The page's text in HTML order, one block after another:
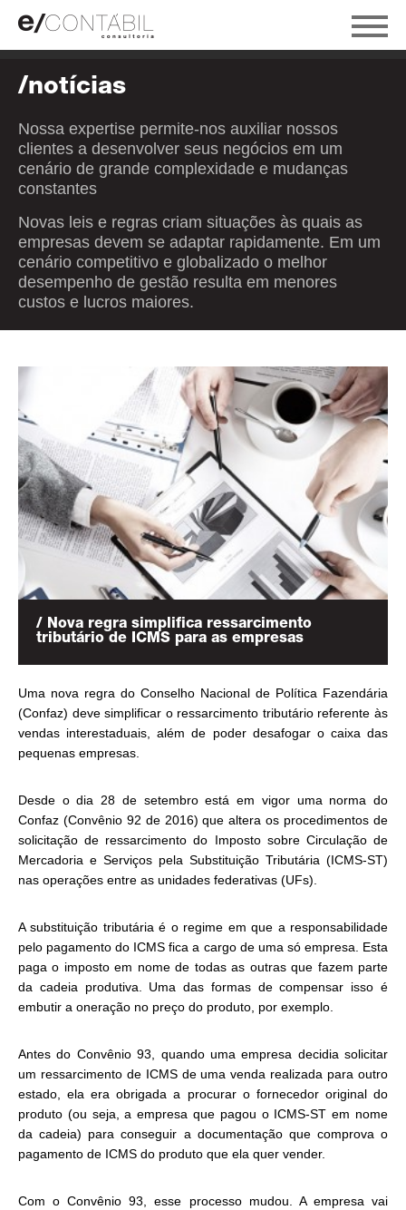
/notícias
Nossa expertise permite-nos auxiliar nossos
clientes a desenvolver seus negócios em um
cenário de grande complexidade e mudanças
constantes
Novas leis e regras criam situações às quais as
empresas devem se adaptar rapidamente. Em um
cenário competitivo e globalizado o melhor
desempenho de gestão resulta em menores
custos e lucros maiores.
/ Nova regra simplifica ressarcimento
tributário de ICMS para as empresas
Uma nova regra do Conselho Nacional de Política Fazendária
(Confaz) deve simplificar o ressarcimento tributário referente às
vendas interestaduais, além de poder desafogar o caixa das
pequenas empresas.
Desde o dia 28 de setembro está em vigor uma norma do
Confaz (Convênio 92 de 2016) que altera os procedimentos de
solicitação de ressarcimento do Imposto sobre Circulação de
Mercadoria e Serviços pela Substituição Tributária (ICMS-ST)
nas operações entre as unidades federativas (UFs).
A substituição tributária é o regime em que a responsabilidade
pelo pagamento do ICMS fica a cargo de uma só empresa. Esta
paga o imposto em nome de todas as outras que fazem parte
da cadeia produtiva. Uma das formas de compensar isso é
embutir a oneração no preço do produto, por exemplo.
Antes do Convênio 93, quando uma empresa decidia solicitar
um ressarcimento de ICMS de uma venda realizada para outro
estado, ela era obrigada a procurar o fornecedor original do
produto (ou seja, a empresa que pagou o ICMS-ST em nome
da cadeia) para conseguir a documentação que comprova o
pagamento de ICMS do produto que ela quer vender.
Com o Convênio 93, esse processo mudou. A empresa vai